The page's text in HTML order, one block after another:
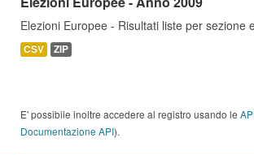
Elezioni Europee - Risultati liste per sezione
CSV ZIP
E' possibile inoltre accedere al registro usando le
Documentazione API).